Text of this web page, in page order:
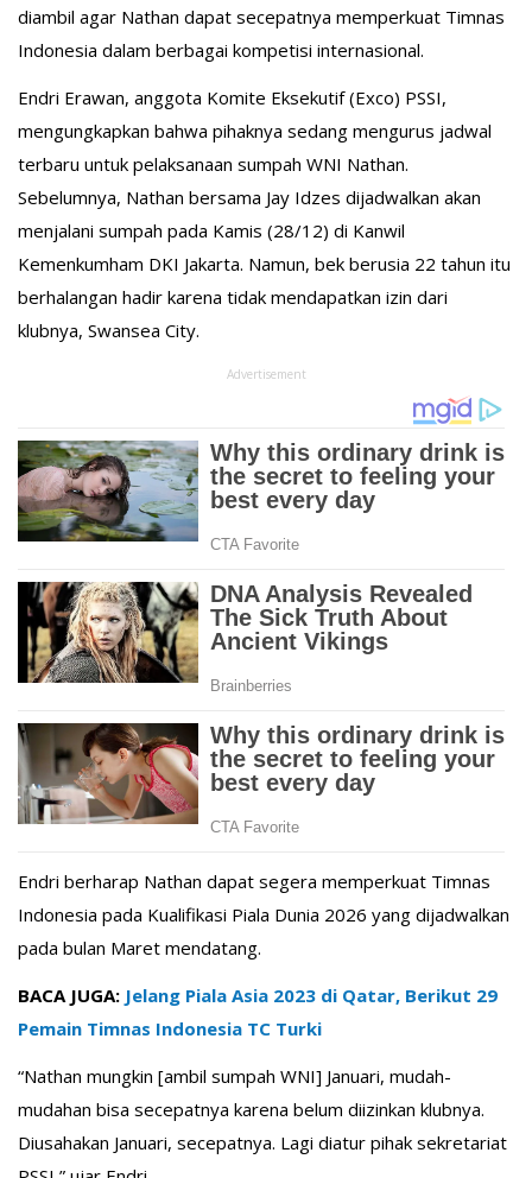
diambil agar Nathan dapat secepatnya memperkuat Timnas
Indonesia dalam berbagai kompetisi internasional.
Endri Erawan, anggota Komite Eksekutif (Exco) PSSI,
mengungkapkan bahwa pihaknya sedang mengurus jadwal
terbaru untuk pelaksanaan sumpah WNI Nathan.
Sebelumnya, Nathan bersama Jay Idzes dijadwalkan akan
menjalani sumpah pada Kamis (28/12) di Kanwil
Kemenkumham DKI Jakarta. Namun, bek berusia 22 tahun itu
berhalangan hadir karena tidak mendapatkan izin dari
klubnya, Swansea City.
Advertisement
Endri berharap Nathan dapat segera memperkuat Timnas
Indonesia pada Kualifikasi Piala Dunia 2026 yang dijadwalkan
pada bulan Maret mendatang.
BACA JUGA: Jelang Piala Asia 2023 di Qatar, Berikut 29
Pemain Timnas Indonesia TC Turki
“Nathan mungkin [ambil sumpah WNI] Januari, mudah-
mudahan bisa secepatnya karena belum diizinkan klubnya.
Diusahakan Januari, secepatnya. Lagi diatur pihak sekretariat